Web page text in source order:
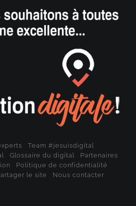
Team #jesuisdigital
Glossaire du digital
Partenaires
Politique de confidentialité
le site Nous contacter